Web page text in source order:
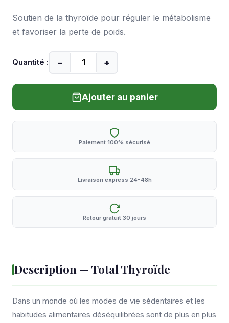
Soutien de la thyroïde pour réguler le métabolisme
et favoriser la perte de poids.
Quantité : − +
Ajouter au panier
Paiement 100% sécurisé
Livraison express 24-48h
Retour gratuit 30 jours
Description — Total Thyroïde
Dans un monde où les modes de vie sédentaires et les
habitudes alimentaires déséquilibrées sont de plus en plus